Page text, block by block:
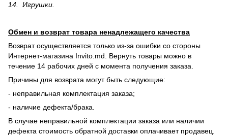
14. Игрушки.
Обмен и возврат товара ненадлежащего качества
Возврат осуществляется только из-за ошибки со стороны
Интернет-магазина Invito.md. Вернуть товары можно в
течение 14 рабочих дней с момента получения заказа.
Причины для возврата могут быть следующие:
- неправильная комплектация заказа;
- наличие дефекта/брака.
В случае неправильной комплектации заказа или наличии
дефекта стоимость обратной доставки оплачивает продавец.